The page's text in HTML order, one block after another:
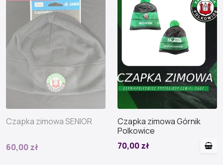
Czapka zimowa SENIOR
60,00 zł
Czapka zimowa Górnik
Polkowice
70,00 zł